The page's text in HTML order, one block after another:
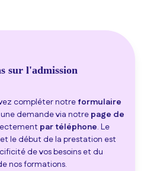
sur l'admission
compléter notreformulaire
demande via notre page de
par téléphone. Le
le début de la prestation est
de vos besoins et du
nos formations.